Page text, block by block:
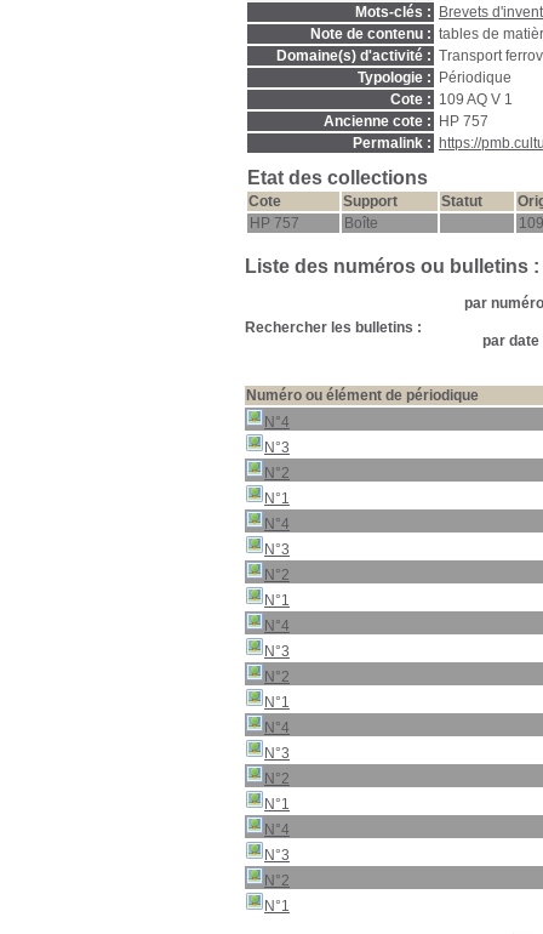
Mots-clés :
Brevets
Note de contenu : tables de
Domaine(s) d'activité : Transport
Typologie :
Périodique
Cote : 109 AQ V 1
Ancienne cote :
HP 757
Permalink :
https://
Etat des collections
Cote Support Statut
HP 757
Boîte
Liste des numéros ou bulletins :
Rechercher les bulletins :
par
par date
Numéro ou élément de périodique
N°4
N°3
N°2
N°1
N°4
N°3
N°2
N°1
N°4
N°3
N°2
N°1
N°4
N°3
N°2
N°1
N°4
N°3
N°2
N°1